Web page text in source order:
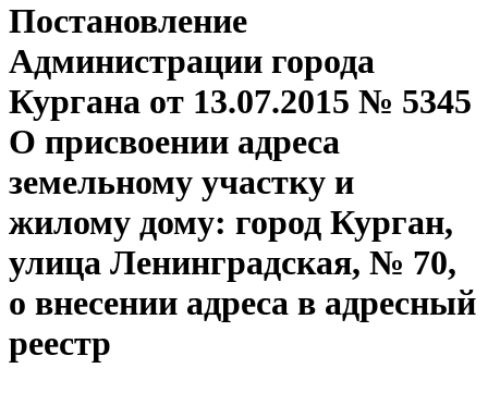
Постановление
Администрации города
Кургана от 13.07.2015 № 5345
О присвоении адреса
земельному участку и
жилому дому: город Курган,
улица Ленинградская, № 70,
о внесении адреса в адресный
реестр